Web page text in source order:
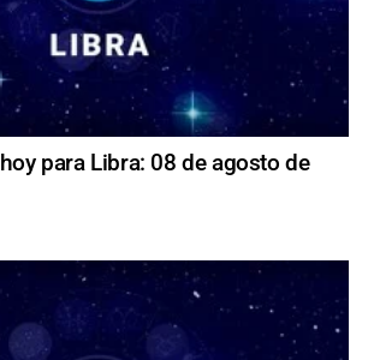
para Libra: 08 de agosto de